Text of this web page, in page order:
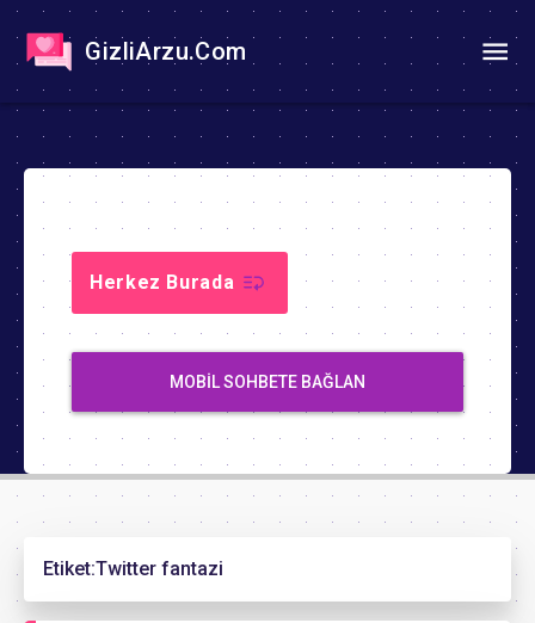
GizliArzu.Com
Herkez Burada
MOBIL SOHBETE BAĞLAN
Etiket:Twitter fantazi